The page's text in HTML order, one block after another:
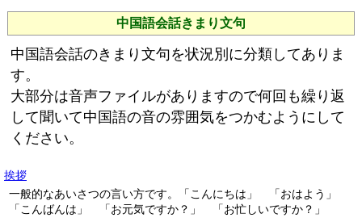
中国語会話きまり文句
中国語会話のきまり文句を状況別に分類してありま
す。
大部分は音声ファイルがありますので何回も繰り返
して聞いて中国語の音の雰囲気をつかむようにして
ください。
挨拶
一般的なあいさつの言い方です。「こんにちは」 「おはよう」
「こんばんは」 「お元気ですか？」 「お忙しいですか？」